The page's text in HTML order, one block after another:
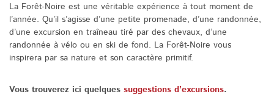
La Forêt-Noire est une véritable expérience à tout moment de
l’année. Qu’il s’agisse d’une petite promenade, d’une randonnée,
d’une excursion en traîneau tiré par des chevaux, d’une
randonnée à vélo ou en ski de fond. La Forêt-Noire vous
inspirera par sa nature et son caractère primitif.
Vous trouverez ici quelques suggestions d’excursions.